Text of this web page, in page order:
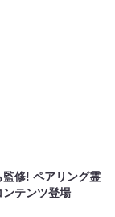
修! ペアリング霊
ンテンツ登場